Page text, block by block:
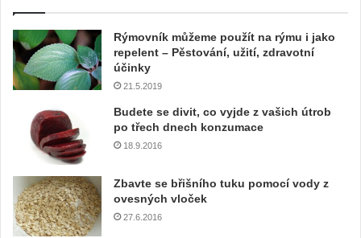
v
a
š
í
l
o
v
o
Rýmovník můžeme použít na rýmu i jako
repelent – Pěstování, užití, zdravotní
účinky
21.5.2019
Budete se divit, co vyjde z vašich útrob
po třech dnech konzumace
18.9.2016
Zbavte se břišního tuku pomocí vody z
ovesných vloček
27.6.2016